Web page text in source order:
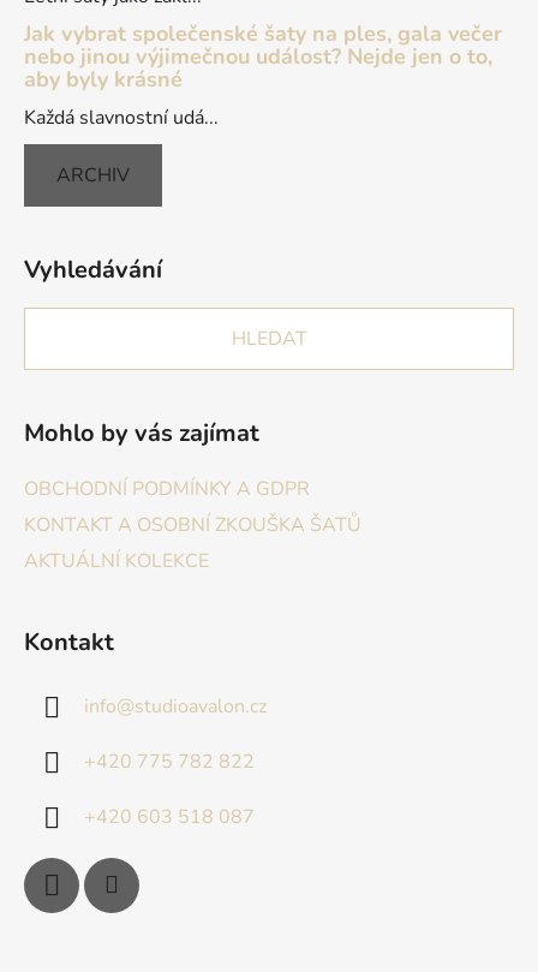
Jak vybrat společenské šaty na ples, gala večer
nebo jinou výjimečnou událost? Nejde jen o to,
aby byly krásné
Každá slavnostní udá...
ARCHIV
Vyhledávání
HLEDAT
Mohlo by vás zajímat
OBCHODNÍ PODMÍNKY A GDPR
KONTAKT A OSOBNÍ ZKOUŠKA ŠATŮ
AKTUÁLNÍ KOLEKCE
Kontakt
info@studioavalon.cz
+420 775 782 822
+420 603 518 087